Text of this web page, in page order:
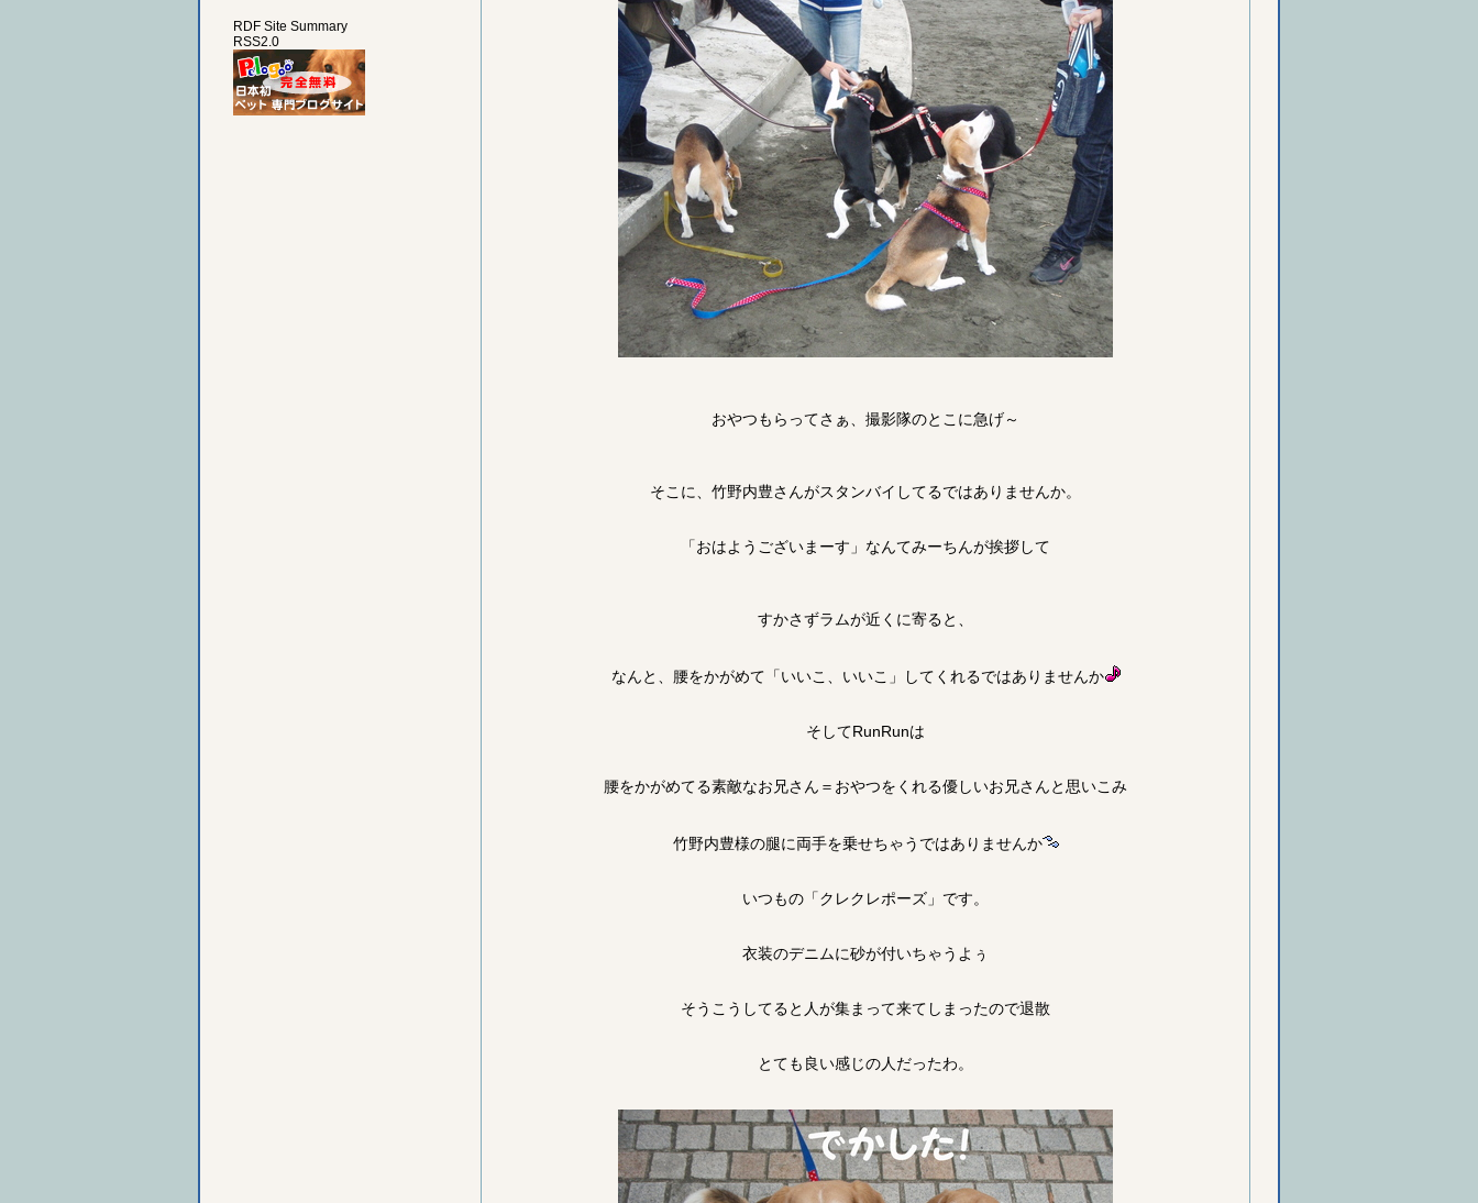
RDF Site Summary
RSS2.0
おやつもらってさぁ、撮影隊のとこに急げ～
そこに、竹野内豊さんがスタンバイしてるではありませんか。
「おはようございまーす」なんてみーちんが挨拶して
すかさずラムが近くに寄ると、
なんと、腰をかがめて「いいこ、いいこ」してくれるではありませんか
そしてRunRunは
腰をかがめてる素敵なお兄さん＝おやつをくれる優しいお兄さんと思いこみ
竹野内豊様の腿に両手を乗せちゃうではありませんか
いつもの「クレクレポーズ」です。
衣装のデニムに砂が付いちゃうよぅ
そうこうしてると人が集まって来てしまったので退散
とても良い感じの人だったわ。